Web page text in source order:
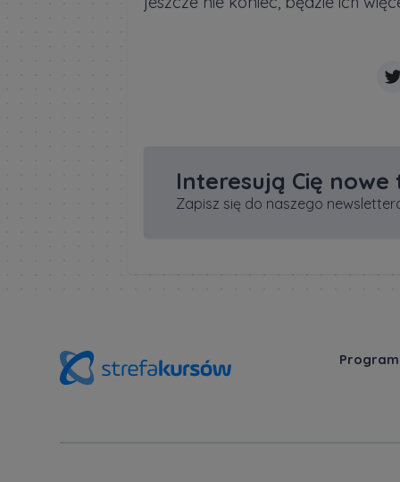
Interesują Cię nowe
Zapisz się do naszego